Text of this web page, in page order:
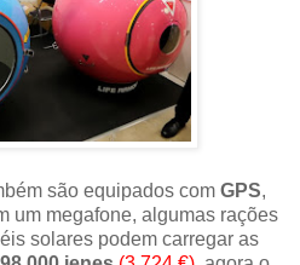
são equipados com GPS,
um megafone, algumas rações
solares podem carregar as